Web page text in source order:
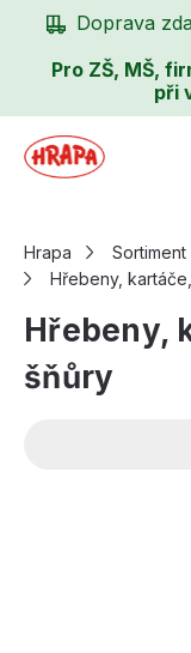
Doprava
Pro ZŠ, MŠ,
při
Hrapa Sortiment
Hřebeny,
Hřebeny,
šňůry